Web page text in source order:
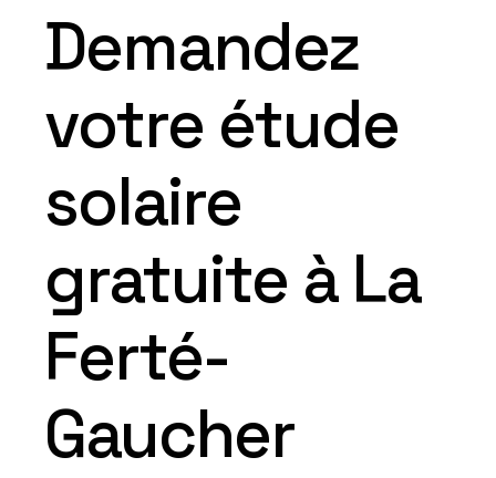
Demandez
votre étude
solaire
gratuite à La
Ferté-
Gaucher